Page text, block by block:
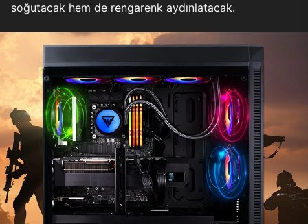
soğutacak hem de rengarenk aydınlatacak.